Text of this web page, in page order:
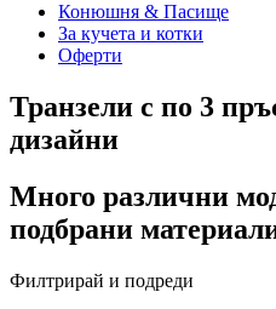
Конюшня & Пасище
За кучета и котки
Оферти
Транзели с по 3
дизайни
Много различни
подбрани
Филтрирай и подреди